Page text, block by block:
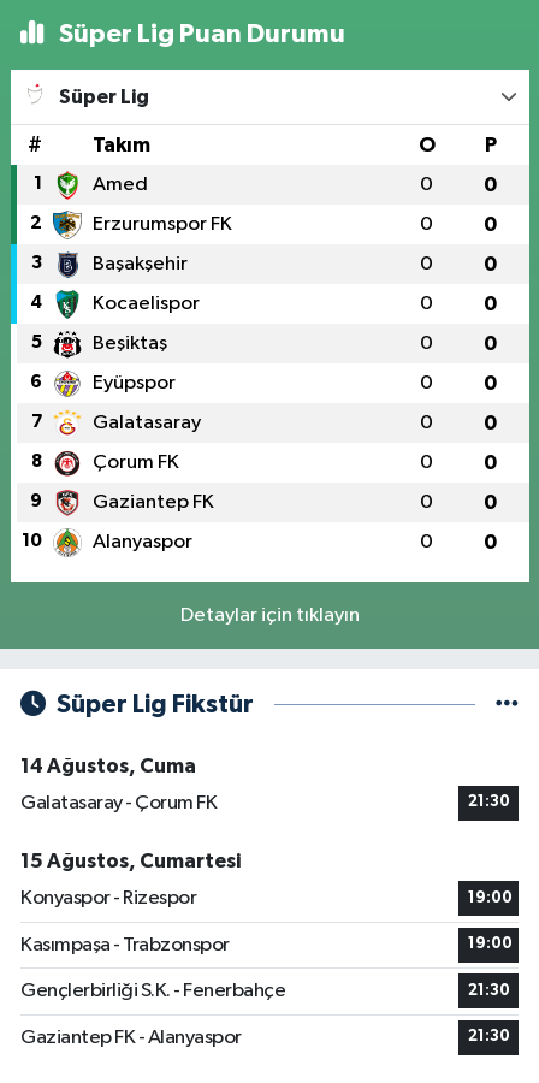
Süper Lig Puan Durumu
Süper Lig
# Takım O P
1 Amed 0 0
2 Erzurumspor FK 0 0
3 Başakşehir 0 0
4 Kocaelispor 0 0
5 Beşiktaş 0 0
6 Eyüpspor 0 0
7 Galatasaray 0 0
8 Çorum FK 0 0
9 Gaziantep FK 0 0
10 Alanyaspor 0 0
Detaylar için tıklayın
Süper Lig Fikstür
14 Ağustos, Cuma
Galatasaray - Çorum FK
21:30
15 Ağustos, Cumartesi
Konyaspor - Rizespor
19:00
Kasımpaşa - Trabzonspor 19:00
Gençlerbirliği S.K. - Fenerbahçe 21:30
Gaziantep FK - Alanyaspor 21:30